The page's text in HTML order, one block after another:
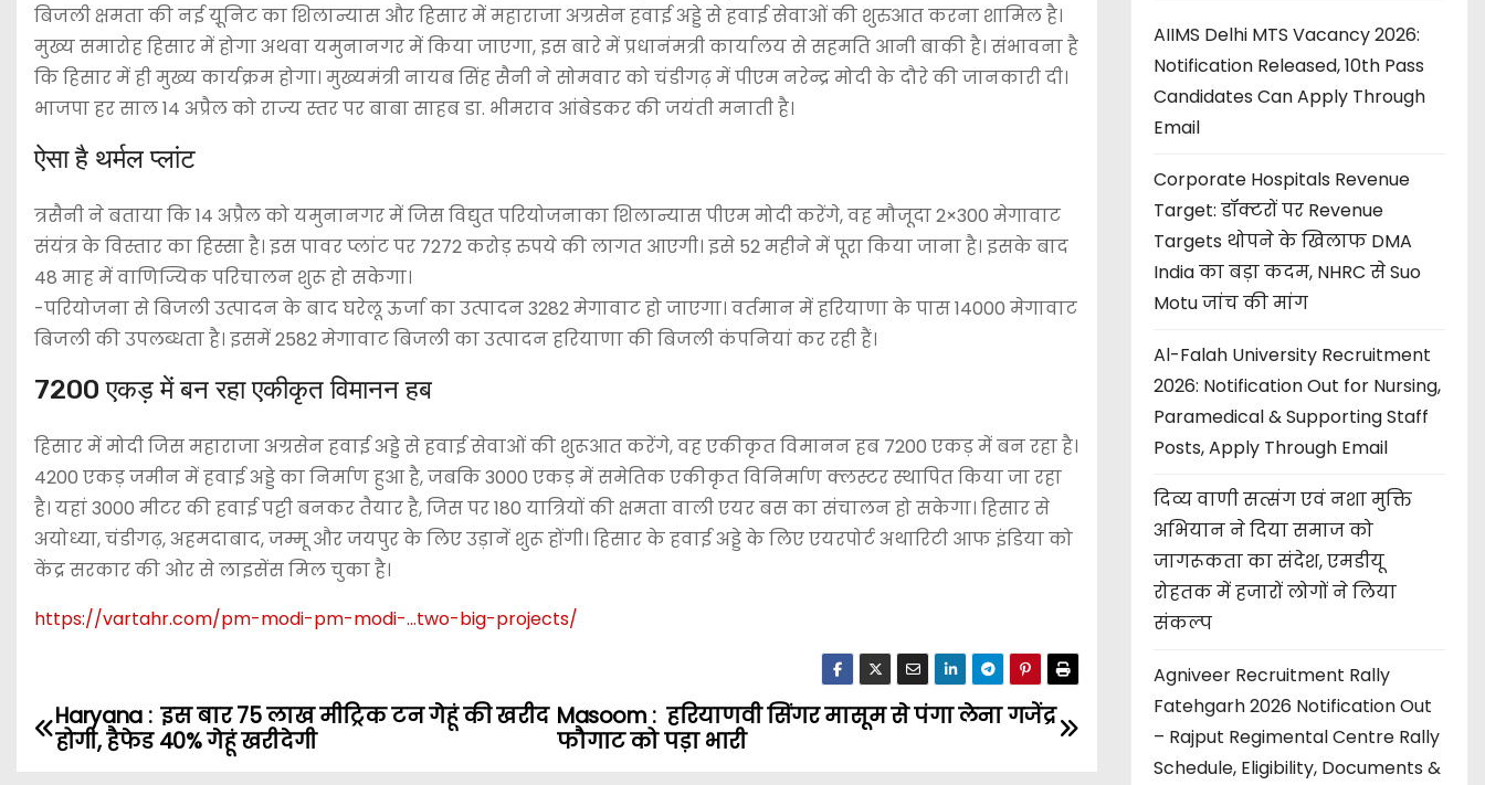
बिजली क्षमता की नई य़ूनिट का शिलान्यास और हिसार में महाराजा अग्रसेन हवाई अड्डे से हवाई सेवाओं की शुरुआत करना शामिल है।
मुख्य समारोह हिसार में होगा अथवा यमुनानगर में किया जाएगा, इस बारे में प्रधानंमत्री कार्यालय से सहमति आनी बाकी है। संभावना है
कि हिसार में ही मुख्य कार्यक्रम होगा। मुख्यमंत्री नायब सिंह सैनी ने सोमवार को चंडीगढ़ में पीएम नरेन्द्र मोदी के दौरे की जानकारी दी।
भाजपा हर साल 14 अप्रैल को राज्य स्तर पर बाबा साहब डा. भीमराव आंबेडकर की जयंती मनाती है।
ऐसा है थर्मल प्लांट
त्रसैनी ने बताया कि 14 अप्रैल को यमुनानगर में जिस विद्युत परियोजनाका शिलान्यास पीएम मोदी करेंगे, वह मौजूदा 2×300 मेगावाट
संयंत्र के विस्तार का हिस्सा है। इस पावर प्लांट पर 7272 करोड़ रुपये की लागत आएगी। इसे 52 महीने में पूरा किया जाना है। इसके बाद
48 माह में वाणिज्यिक परिचालन शुरू हो सकेगा।
-परियोजना से बिजली उत्पादन के बाद घरेलू ऊर्जा का उत्पादन 3282 मेगावाट हो जाएगा। वर्तमान में हरियाणा के पास 14000 मेगावाट
बिजली की उपलब्धता है। इसमें 2582 मेगावाट बिजली का उत्पादन हरियाणा की बिजली कंपनियां कर रही हैं।
7200 एकड़ में बन रहा एकीकृत विमानन हब
हिसार में मोदी जिस महाराजा अग्रसेन हवाई अड्डे से हवाई सेवाओं की शुरूआत करेंगे, वह एकीकृत विमानन हब 7200 एकड़ में बन रहा है।
4200 एकड़ जमीन में हवाई अड्डे का निर्माण हुआ है, जबकि 3000 एकड़ में समेतिक एकीकृत विनिर्माण क्लस्टर स्थापित किया जा रहा
है। यहां 3000 मीटर की हवाई पट्टी बनकर तैयार है, जिस पर 180 यात्रियों की क्षमता वाली एयर बस का संचालन हो सकेगा। हिसार से
अयोध्या, चंडीगढ़, अहमदाबाद, जम्मू और जयपुर के लिए उड़ानें शुरू होंगी। हिसार के हवाई अड्डे के लिए एयरपोर्ट अथारिटी आफ इंडिया को
केंद्र सरकार की ओर से लाइसेंस मिल चुका है।
https://vartahr.com/pm-modi-pm-modi-…two-big-projects/
P
Masoom : हरियाणवी सिंगर मासूम से पंगा लेना गजेंद्र
फौगाट को पड़ा भारी
Haryana : इस बार 75 लाख मीट्रिक टन गेहूं की खरीद
होगी, हैफेड 40% गेहूं खरीदेगी
AIIMS Delhi MTS Vacancy 2026:
Notification Released, 10th Pass
Candidates Can Apply Through
Email
Corporate Hospitals Revenue
Target: डॉक्टरों पर Revenue
Targets थोपने के खिलाफ DMA
India का बड़ा कदम, NHRC से Suo
Motu जांच की मांग
Al-Falah University Recruitment
2026: Notification Out for Nursing,
Paramedical & Supporting Staff
Posts, Apply Through Email
दिव्य वाणी सत्संग एवं नशा मुक्ति
अभियान ने दिया समाज को
जागरूकता का संदेश, एमडीयू
रोहतक में हजारों लोगों ने लिया
संकल्प
Agniveer Recruitment Rally
Fatehgarh 2026 Notification Out
– Rajput Regimental Centre Rally
Schedule, Eligibility, Documents &